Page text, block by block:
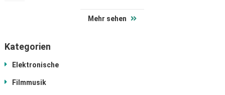
Mehr sehen
Kategorien
Elektronische
Filmmusik